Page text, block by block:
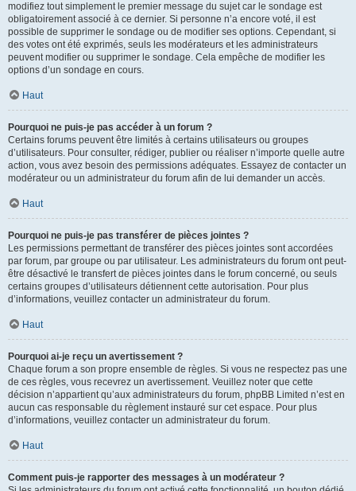
modifiez tout simplement le premier message du sujet car le sondage est
obligatoirement associé à ce dernier. Si personne n’a encore voté, il est
possible de supprimer le sondage ou de modifier ses options. Cependant, si
des votes ont été exprimés, seuls les modérateurs et les administrateurs
peuvent modifier ou supprimer le sondage. Cela empêche de modifier les
options d’un sondage en cours.
Haut
Pourquoi ne puis-je pas accéder à un forum ?
Certains forums peuvent être limités à certains utilisateurs ou groupes
d’utilisateurs. Pour consulter, rédiger, publier ou réaliser n’importe quelle autre
action, vous avez besoin des permissions adéquates. Essayez de contacter un
modérateur ou un administrateur du forum afin de lui demander un accès.
Haut
Pourquoi ne puis-je pas transférer de pièces jointes ?
Les permissions permettant de transférer des pièces jointes sont accordées
par forum, par groupe ou par utilisateur. Les administrateurs du forum ont peut-
être désactivé le transfert de pièces jointes dans le forum concerné, ou seuls
certains groupes d’utilisateurs détiennent cette autorisation. Pour plus
d’informations, veuillez contacter un administrateur du forum.
Haut
Pourquoi ai-je reçu un avertissement ?
Chaque forum a son propre ensemble de règles. Si vous ne respectez pas une
de ces règles, vous recevrez un avertissement. Veuillez noter que cette
décision n’appartient qu’aux administrateurs du forum, phpBB Limited n’est en
aucun cas responsable du règlement instauré sur cet espace. Pour plus
d’informations, veuillez contacter un administrateur du forum.
Haut
Comment puis-je rapporter des messages à un modérateur ?